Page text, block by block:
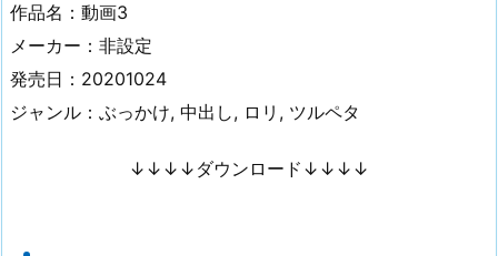
作品名：動画3
メーカー：非設定
発売日：20201024
ジャンル：ぶっかけ, 中出し, ロリ, ツルペタ
↓↓↓↓ダウンロード↓↓↓↓